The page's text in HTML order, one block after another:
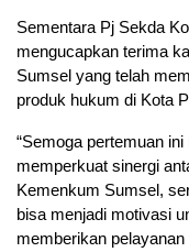
Sementara Pj Sekda
mengucapkan terima
Sumsel yang telah
produk hukum di Kota
“Semoga pertemuan
memperkuat sinergi
Kemenkum Sumsel,
bisa menjadi motivasi
memberikan